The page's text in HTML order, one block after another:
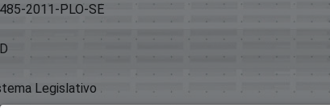
2011-PLO-SE
Legislativo